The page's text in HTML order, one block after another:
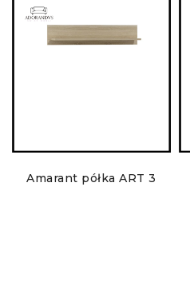
Amarant półka ART 3